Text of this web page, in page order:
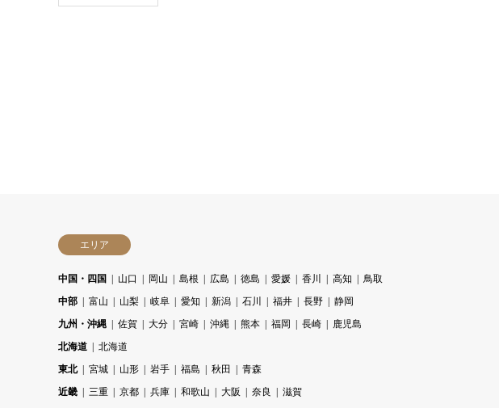
エリア
中国・四国 山口 岡山 島根 広島 徳島 愛媛 香川 高知
鳥取
中部
富山 山梨 岐阜 愛知 新潟 石川 福井 長野
静岡
九州・沖縄
佐賀 大分 宮崎 沖縄 熊本 福岡 長崎
鹿児島
北海道
北海道
東北
宮城 山形 岩手 福島 秋田
青森
近畿
三重 京都 兵庫 和歌山 大阪 奈良 滋賀